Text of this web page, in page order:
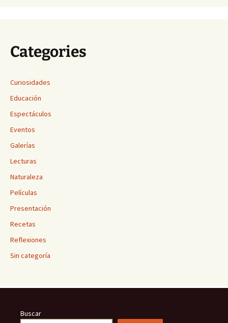
Categories
Curiosidades
Educación
Espectáculos
Eventos
Galerías
Lecturas
Naturaleza
Películas
Presentación
Recetas
Reflexiones
Sin categoría
Buscar